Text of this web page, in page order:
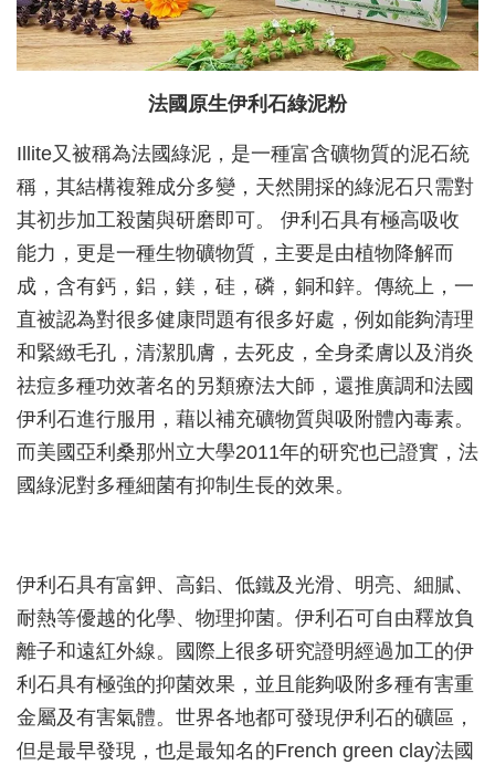
法國原生伊利石綠泥粉
Illite又被稱為法國綠泥，是一種富含礦物質的泥石統
稱，其結構複雜成分多變，天然開採的綠泥石只需對
其初步加工殺菌與研磨即可。 伊利石具有極高吸收
能力，更是一種生物礦物質，主要是由植物降解而
成，含有鈣，鋁，鎂，硅，磷，銅和鋅。傳統上，一
直被認為對很多健康問題有很多好處，例如能夠清理
和緊緻毛孔，清潔肌膚，去死皮，全身柔膚以及消炎
祛痘多種功效著名的另類療法大師，還推廣調和法國
伊利石進行服用，藉以補充礦物質與吸附體內毒素。
而美國亞利桑那州立大學2011年的研究也已證實，法
國綠泥對多種細菌有抑制生長的效果。
伊利石具有富鉀、高鋁、低鐵及光滑、明亮、細膩、
耐熱等優越的化學、物理抑菌。伊利石可自由釋放負
離子和遠紅外線。國際上很多研究證明經過加工的伊
利石具有極強的抑菌效果，並且能夠吸附多種有害重
金屬及有害氣體。世界各地都可發現伊利石的礦區，
但是最早發現，也是最知名的French green clay法國